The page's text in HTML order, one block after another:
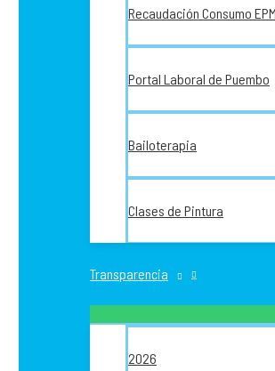
Recaudación Consumo
Portal Laboral de Puembo
Bailoterapia
Clases de Pintura
Transparencia
2026